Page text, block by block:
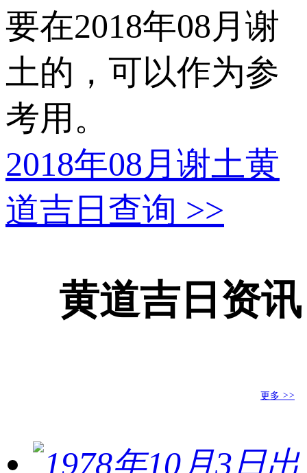
要在2018年08月谢
土的，可以作为参
考用。
2018年08月谢土黄
道吉日查询 >>
黄道吉日资讯
更多 >>